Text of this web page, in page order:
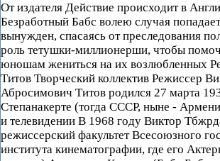
От издателя Действие происходит в
Безработный Бабс волею случая
вынужден, спасаясь от преследования
роль тетушки-миллионерши, чтобы
юношам жениться на их возлюбленных
Титов Творческий коллектив Режиссер
Абросимович Титов родился 27 марта
Степанакерте (тогда СССР, ныне -
и телевидении В 1968 году Виктор
режиссерский факультет Всесоюзного
института кинематографии, где его